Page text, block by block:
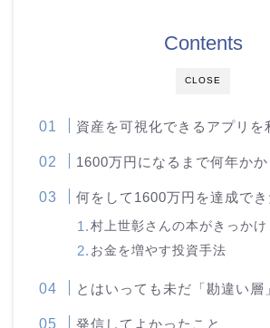
CLOSE
Contents
資産を可視化できるアプリを
1600万円になるまで何年か
何をして1600万円を達成で
村上世彰さんの本がきっかけ
お金を増やす投資手法
とはいっても未だ「勘違い層
発信してよかったこと